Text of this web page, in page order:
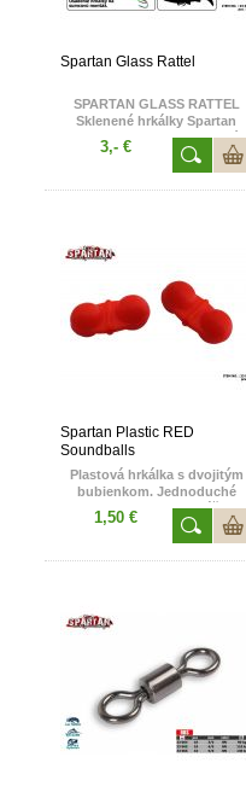
Spartan Glass Rattel
SPARTAN GLASS RATTEL
Sklenené hrkálky Spartan
Glass Rattel. Jednoduché
osadenie na montáži
či kmeňovej šnúre. Zvyšuje
akraktivitu nástrahy. Ideálne
na záber, nakoľko sumci
Možnosť osadenia do
gumových nástrah.
3,- €
Spartan Plastic RED
Soundballs
Plastová hrkálka s dvojitým
bubienkom. Jednoduché
osadenie na montáži
či kmeňovej šnúre. Zvyšuje
akraktivitu nástrahy. Ideálne
pri použití živej ryby ako
vnímajú vibrácie aj zvuky.
1,50 €